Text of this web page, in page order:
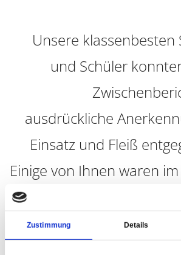
Zustimmung Details
Unsere klassenbesten
und Schüler
ausdrückliche
Einsatz und Fleiß
Einige von Ihnen waren
Deutschen Museum, nun